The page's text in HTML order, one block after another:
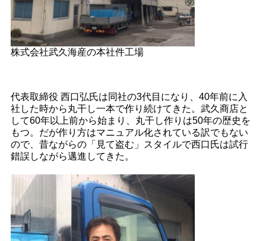
株式会社武久海産の本社件工場
代表取締役 西口弘氏は同社の3代目になり、40年前に入
社した時から丸干し一本で作り続けてきた。武久商店と
して60年以上前から始まり、丸干し作りは50年の歴史を
もつ。だが作り方はマニュアル化されている訳でもない
ので、昔ながらの「見て盗む」スタイルで西口氏は試行
錯誤しながら邁進してきた。